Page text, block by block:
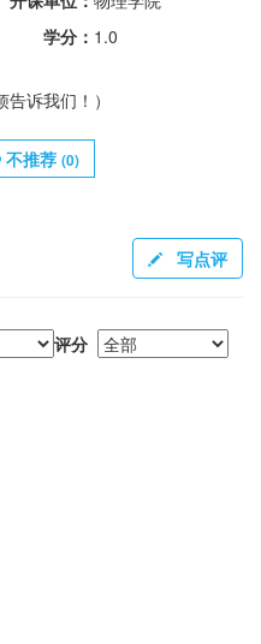
学分： 1.0
诉我们！）
不推荐 (0)
写点评
评分